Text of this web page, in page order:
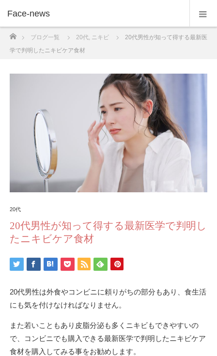
Face-news
ブログ一覧 20代, ニキビ
20代男性が知って得する最新医
学で判明したニキビケア食材
20代
20代男性が知って得する最新医学で判明し
たニキビケア食材
20代男性は外食やコンビニに頼りがちの部分もあり、食生活
にも気を付けなければなりません。
また若いこともあり皮脂分泌も多くニキビもできやすいの
で、コンビニでも購入できる最新医学で判明したニキビケア
食材を購入してみる事をお勧めします。